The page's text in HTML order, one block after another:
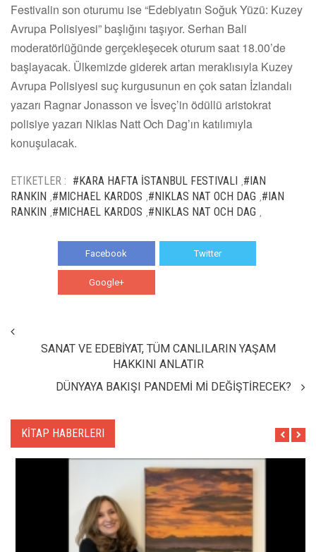
Festivalin son oturumu ise “Edebiyatın Soğuk Yüzü: Kuzey
Avrupa Polisiyesi” başlığını taşıyor. Serhan Bali
moderatörlüğünde gerçekleşecek oturum saat 18.00’de
başlayacak. Ülkemizde giderek artan meraklısıyla Kuzey
Avrupa Polisiyesi suç kurgusunun en çok satan İzlandalı
yazarı Ragnar Jonasson ve İsveç’in ödüllü aristokrat
polisiye yazarı Niklas Natt Och Dag’ın katılımıyla
konuşulacak.
ETIKETLER : #KARA HAFTA İSTANBUL FESTIVALI #IAN
RANKIN #MICHAEL KARDOS #NIKLAS NAT OCH DAG #IAN
RANKIN #MICHAEL KARDOS #NIKLAS NAT OCH DAG
Facebook Twitter
Google+
SANAT VE EDEBİYAT, TÜM CANLILARIN YAŞAM
HAKKINI ANLATIR
DÜNYAYA BAKIŞI PANDEMİ Mİ DEĞİŞTİRECEK?
KİTAP HABERLERI